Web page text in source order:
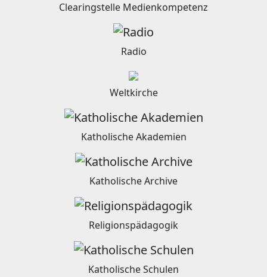
Clearingstelle Medienkompetenz
Radio
Weltkirche
Katholische Akademien
Katholische Archive
Religionspädagogik
Katholische Schulen